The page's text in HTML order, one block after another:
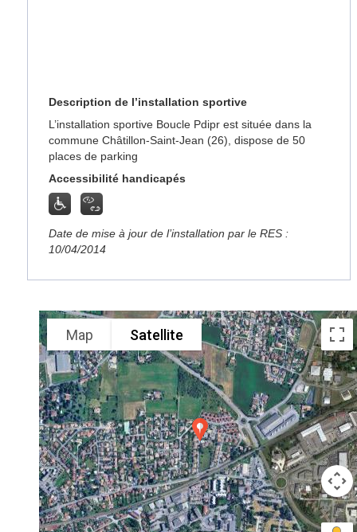
Description de l’installation sportive
L’installation sportive Boucle Pdipr est située dans la
commune Châtillon-Saint-Jean (26), dispose de 50
places de parking
Accessibilité handicapés
Date de mise à jour de l’installation par le RES :
10/04/2014
Map Satellite